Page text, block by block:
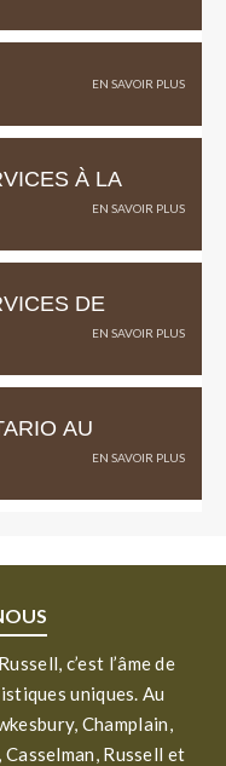
À LA
DE
AU
c’est l’âme de
uniques. Au
Champlain,
Russell et